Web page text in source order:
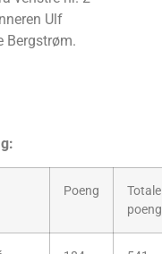
Ulf
Bergstrøm.
Poeng
Totale
poeng